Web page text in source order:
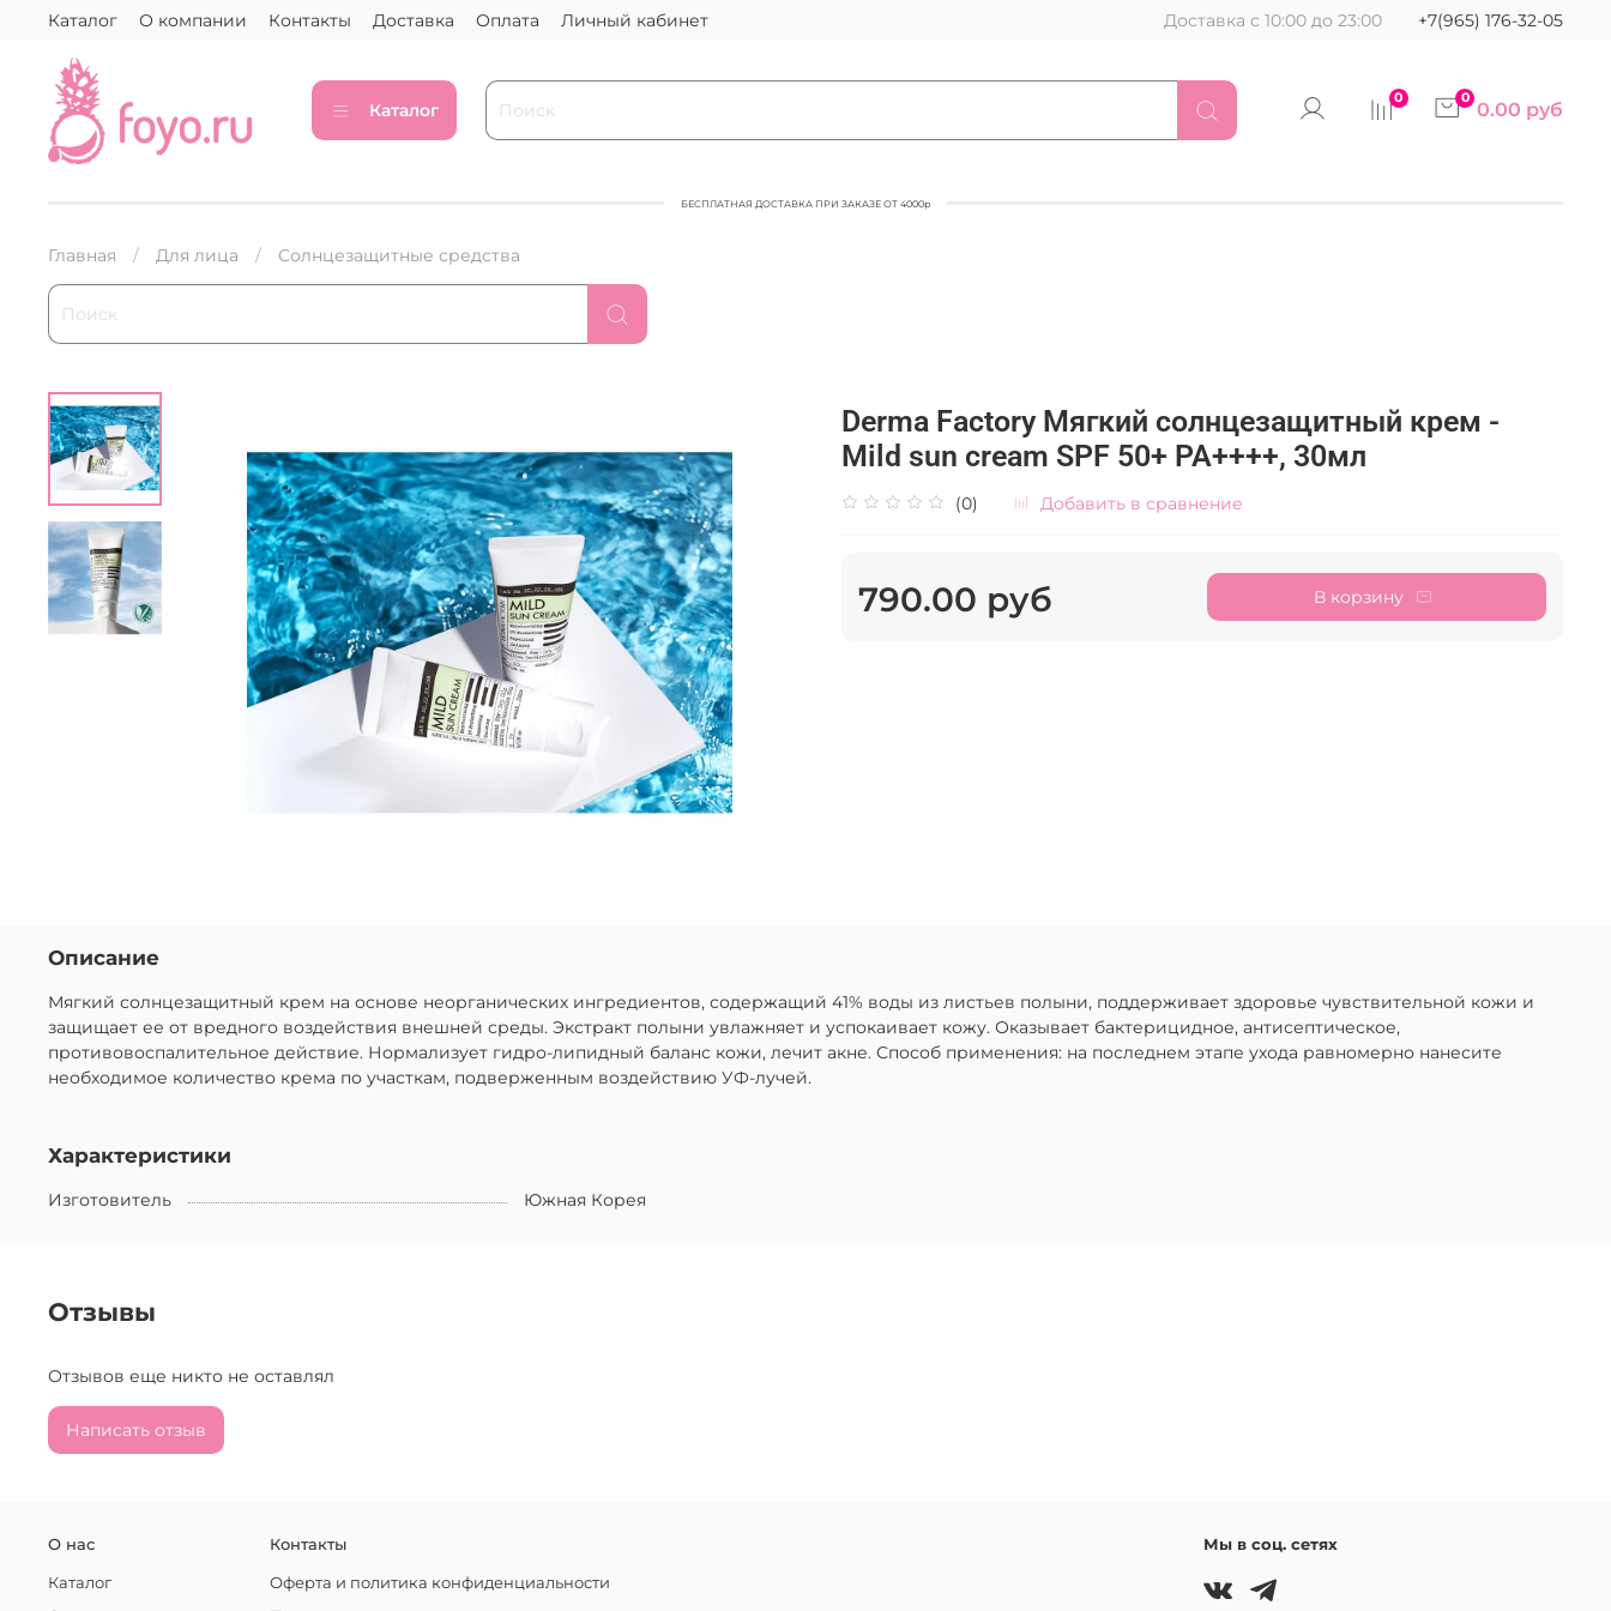
Каталог О компании Контакты Доставка Оплата Личный кабинет Доставка с 10:00 до 23:00 +7(965) 176-32-05
Каталог
0 0 0.00 руб
БЕСПЛАТНАЯ ДОСТАВКА ПРИ ЗАКАЗЕ ОТ 4000р
Главная Для лица Солнцезащитные средства
Derma Factory Мягкий солнцезащитный крем -
Mild sun cream SPF 50+ PA++++, 30мл
(0) Добавить в сравнение
790.00 руб В корзину
Описание
Мягкий солнцезащитный крем на основе неорганических ингредиентов, содержащий 41% воды из листьев полыни, поддерживает здоровье чувствительной кожи и
защищает ее от вредного воздействия внешней среды. Экстракт полыни увлажняет и успокаивает кожу. Оказывает бактерицидное, антисептическое,
противовоспалительное действие. Нормализует гидро-липидный баланс кожи, лечит акне. Способ применения: на последнем этапе ухода равномерно нанесите
необходимое количество крема по участкам, подверженным воздействию УФ-лучей.
Характеристики
Изготовитель Южная Корея
Отзывы
Отзывов еще никто не оставлял
Написать отзыв
О нас
Каталог
Контакты
Оферта и политика конфиденциальности
Мы в соц. сетях